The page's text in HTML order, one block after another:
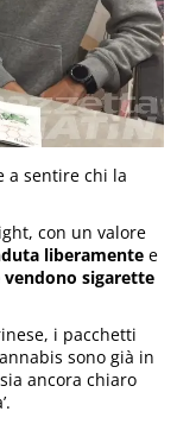
a sentire chi la
con un valore
liberamente e
vendono sigarette
i pacchetti
sono già in
ancora chiaro